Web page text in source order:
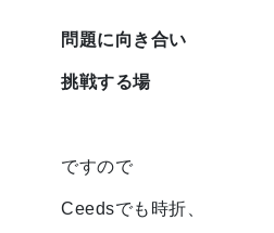
問題に向き合い
挑戦する場
ですので
Ceedsでも時折、